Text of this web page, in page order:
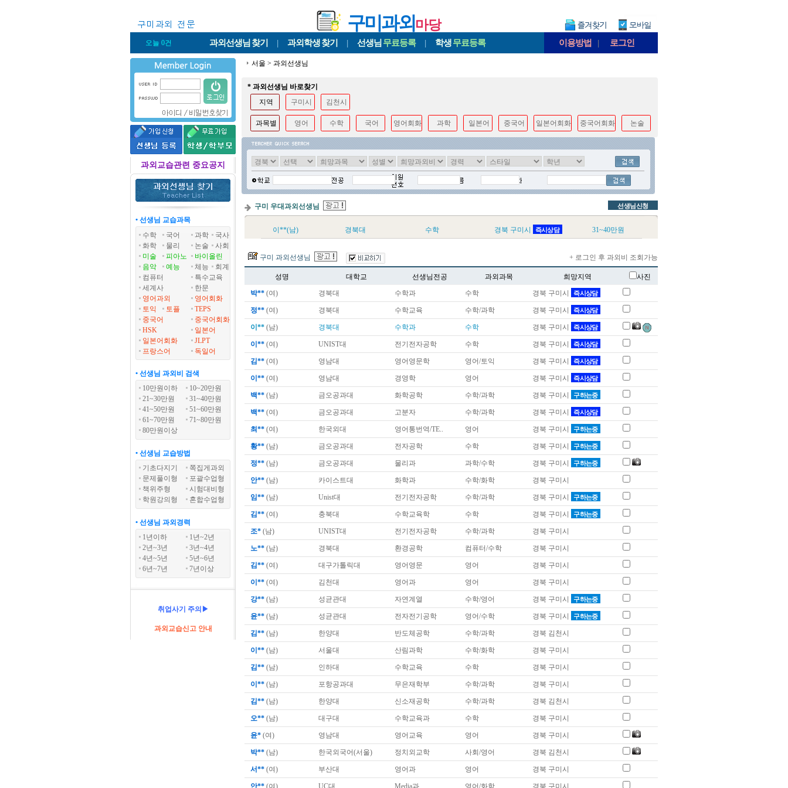
구미과외마당
오늘 0건 과외선생님 찾기 | 과외학생찾기 | 선생님 무료등록 | 학생무료등록 이용방법 | 로그인
과외교습관련 중요공지
• 선생님 교습과목
수학
국어 과학
국사
화학
물리 논술
사회
미술
피아노
바이올린
음악
예능 체능
회계
컴퓨터
특수교육
세계사
한문
영어과외
영어회화
토익
토플
TEPS
중국어
중국어회화
HSK
일본어
일본어회화
JLPT
프랑스어
독일어
• 선생님 과외비 검색
10만원이하
10~20만원
21~30만원
31~40만원
41~50만원
51~60만원
61~70만원
71~80만원
80만원이상
• 선생님 교습방법
기초다지기
쪽집게과외
문제풀이형
포괄수업형
책위주형
시험대비형
학원강의형
혼합수업형
• 선생님 과외경력
1년이하
1년~2년
2년~3년
3년~4년
4년~5년
5년~6년
6년~7년
7년이상
취업사기 주의▶
과외교습신고 안내
서울 > 과외선생님
* 과외선생님 바로찾기
지역
구미시 김천시
과목별 영어 수학 국어 영어회화 과학 일본어 중국어 일본어회화 중국어회화 논술
구미 우대과외선생님 선생님신청
이**(남) 경북대 수학 경북 구미시 즉시상담 31~40만원
구미 과외선생님 + 로그인 후 과외비 조회가능
성명 대학교 선생님전공 과외과목 희망지역
사진
박** (여) 경북대 수학과 수학 경북 구미시 즉시상담
정** (여) 경북대 수학교육 수학/과학 경북 구미시 즉시상담
이** (남) 경북대 수학과 수학 경북 구미시 즉시상담
이** (여) UNIST대 전기전자공학 수학 경북 구미시 즉시상담
김** (여) 영남대 영어영문학 영어/토익 경북 구미시 즉시상담
이** (여) 영남대 경영학 영어 경북 구미시 즉시상담
백** (남) 금오공과대 화학공학 수학/과학 경북 구미시 구하는중
백** (여) 금오공과대 고분자 수학/과학 경북 구미시 즉시상담
최** (여) 한국외대 영어통번역/TE.. 영어 경북 구미시 구하는중
황** (남) 금오공과대 전자공학 수학 경북 구미시 구하는중
정** (남) 금오공과대 물리과 과학/수학 경북 구미시 구하는중
안** (남) 카이스트대 화학과 수학/화학 경북 구미시
임** (남) Unist대 전기전자공학 수학/과학 경북 구미시 구하는중
김** (여) 충북대 수학교육학 수학 경북 구미시 구하는중
조* (남) UNIST대 전기전자공학 수학/과학 경북 구미시
노** (남) 경북대 환경공학 컴퓨터/수학 경북 구미시
김** (여) 대구가톨릭대 영어영문 영어 경북 구미시
이** (여) 김천대 영어과 영어 경북 구미시
강** (남) 성균관대 자연계열 수학/영어 경북 구미시 구하는중
윤** (남) 성균관대 전자전기공학 영어/수학 경북 구미시 구하는중
김** (남) 한양대 반도체공학 수학/과학 경북 김천시
이** (남) 서울대 산림과학 수학/화학 경북 구미시
김** (남) 인하대 수학교육 수학 경북 구미시
이** (남) 포항공과대 무은재학부 수학/과학 경북 구미시
김** (남) 한양대 신소재공학 수학/과학 경북 김천시
오** (남) 대구대 수학교육과 수학 경북 구미시
윤* (여) 영남대 영어교육 영어 경북 구미시
박** (남) 한국외국어(서울) 정치외교학 사회/영어 경북 김천시
서** (여) 부산대 영어과 영어 경북 구미시
안** (여) UC대 Media과 영어/화학 경북 구미시